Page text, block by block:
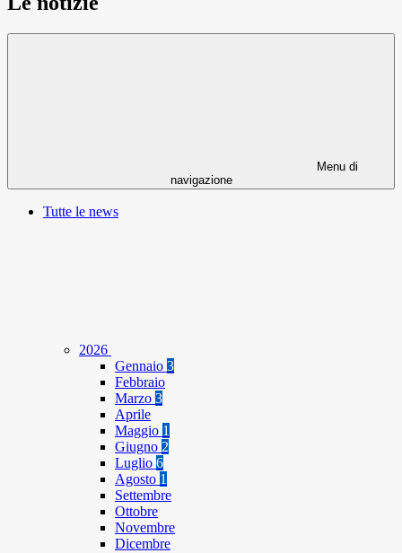
Menu di
navigazione
Tutte le news
2026
Gennaio 3
Febbraio
Marzo 3
Aprile
Maggio 1
Giugno 2
Luglio 6
Agosto 1
Settembre
Ottobre
Novembre
Dicembre